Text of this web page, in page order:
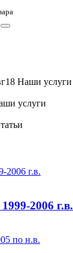
Наши услуги
услуги
2006 г.в.